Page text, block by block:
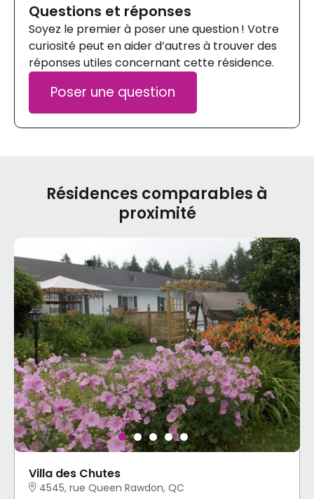
Questions et réponses
Soyez le premier à poser une question ! Votre
curiosité peut en aider d’autres à trouver des
réponses utiles concernant cette résidence.
Poser une question
Résidences comparables à
proximité
Villa des Chutes
4545, rue Queen Rawdon, QC